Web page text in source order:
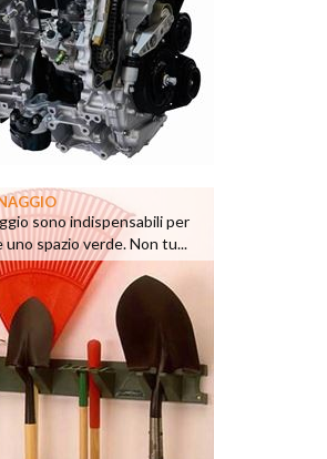
sono indispensabili per
spazio verde. Non tu...